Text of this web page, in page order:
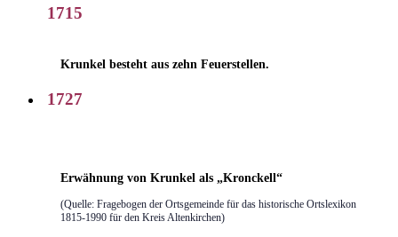
1715
Krunkel besteht aus zehn Feuerstellen.
1727
Erwähnung von Krunkel als „Kronckell“
(Quelle: Fragebogen der Ortsgemeinde für das historische Ortslexikon
1815-1990 für den Kreis Altenkirchen)